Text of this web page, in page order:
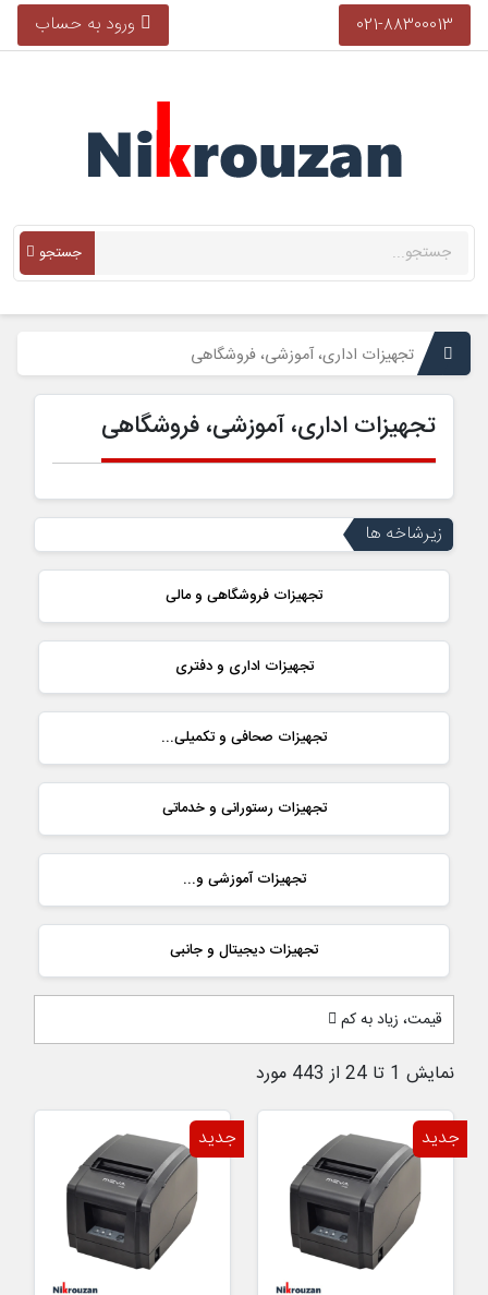
021-88300013 ورود به حساب
جستجو
تجهیزات اداری، آموزشی، فروشگاهی
تجهیزات اداری، آموزشی، فروشگاهی
زیرشاخه ها
تجهیزات فروشگاهی و مالی
تجهیزات اداری و دفتری
تجهیزات صحافی و تکمیلی...
تجهیزات رستورانی و خدماتی
تجهیزات آموزشی و...
تجهیزات دیجیتال و جانبی
قیمت، زیاد به کم
نمایش 1 تا 24 از 443 مورد
جدید جدید